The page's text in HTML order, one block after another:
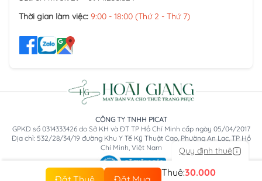
Quy định thuê
Thuê:30.000
Thời gian làm việc: 9:00 - 18:00 (Thứ 2 - Thứ 7)
CÔNG TY TNHH PICAT
GPKD số 0314333426 do Sở KH và ĐT TP Hồ Chí Minh cấp ngày 05/04/2017
Địa chỉ: 532/28/34/19 đường Khu Y Tế Kỹ Thuật Cao, Phường An Lạc, TP Hồ
Chí Minh, Việt Nam